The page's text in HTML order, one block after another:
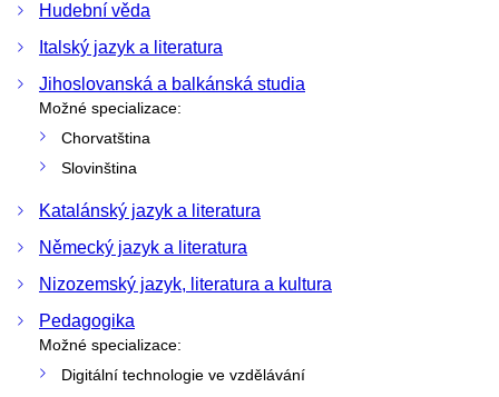
Hudební věda
Italský jazyk a literatura
Jihoslovanská a balkánská studia
Možné specializace:
Chorvatština
Slovinština
Katalánský jazyk a literatura
Německý jazyk a literatura
Nizozemský jazyk, literatura a kultura
Pedagogika
Možné specializace:
Digitální technologie ve vzdělávání